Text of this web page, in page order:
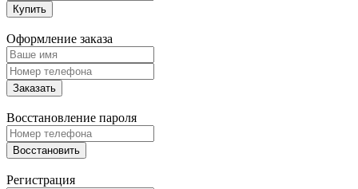
Купить
Оформление заказа
Заказать
Восстановление пароля
Восстановить
Регистрация